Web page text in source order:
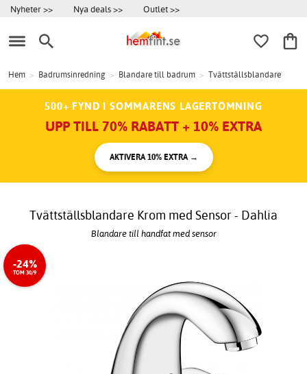
Nyheter >> Nya deals >> Outlet >>
Hem > Badrumsinredning > Blandare till badrum > Tvättställsblandare
500+ FYND I SOMMARENS LAGERTÖMNING
UPP TILL 70% RABATT + 10% EXTRA
AKTIVERA 10% EXTRA →
Tvättställsblandare Krom med Sensor - Dahlia
Blandare till handfat med sensor
-24%
TOM 30/9